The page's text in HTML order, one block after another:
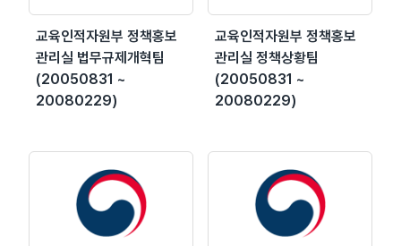
교육인적자원부 정책홍보
관리실 법무규제개혁팀
(20050831 ~
20080229)
교육인적자원부 정책홍보
관리실 정책상황팀
(20050831 ~
20080229)